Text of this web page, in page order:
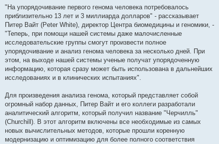
"На упорядочивание первого генома человека потребовалось
приблизительно 13 лет и 3 миллиарда долларов" - рассказывает
Питер Вайт (Peter White), директор Центра биомедицины и геномики, -
"Теперь, при помощи нашей системы даже малочисленные
исследовательские группы смогут произвести полное
упорядочивание и анализ генома человека за несколько дней. При
этом, на выходе нашей системы ученые получат упорядоченную
информацию, которая сразу может быть использована в дальнейших
исследованиях и в клинических испытаниях".
Для произведения анализа генома, который представляет собой
огромный набор данных, Питер Вайт и его коллеги разработали
аналитический алгоритм, который получил название "Черчилль"
(Churchill). В этот алгоритм включены все необходимые из самых
новых вычислительных методов, которые прошли коренную
модернизацию и оптимизацию для более полного соответствия